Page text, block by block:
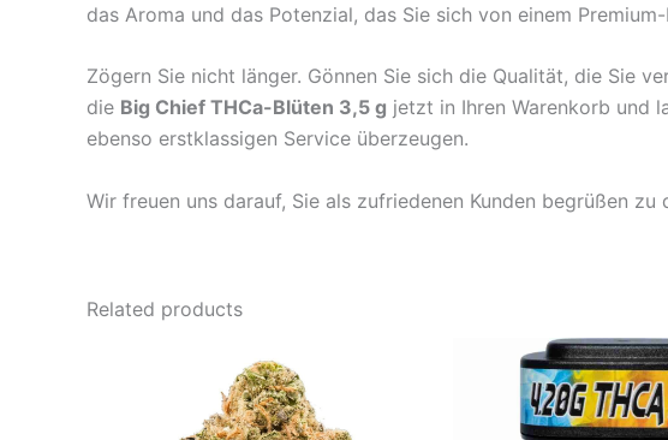
das Aroma und das Potenzial, das Sie sich von einem
Zögern Sie nicht länger. Gönnen Sie sich die Qualität, die Sie
die Big Chief THCa-Blüten 3,5 g jetzt in Ihren Warenkorb und
ebenso erstklassigen Service überzeugen.
Wir freuen uns darauf, Sie als zufriedenen Kunden begrüßen zu
Related products